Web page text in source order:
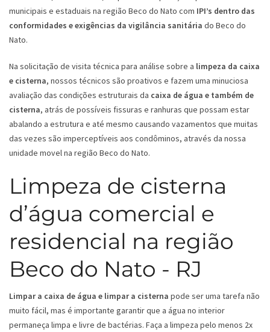
municipais e estaduais na região Beco do Nato com IPI’s dentro das
conformidades e exigências da vigilância sanitária do Beco do
Nato.
Na solicitação de visita técnica para análise sobre a limpeza da caixa
e cisterna, nossos técnicos são proativos e fazem uma minuciosa
avaliação das condições estruturais da caixa de água e também de
cisterna, atrás de possíveis fissuras e ranhuras que possam estar
abalando a estrutura e até mesmo causando vazamentos que muitas
das vezes são imperceptíveis aos condôminos, através da nossa
unidade movel na região Beco do Nato.
Limpeza de cisterna
d’água comercial e
residencial na região
Beco do Nato - RJ
Limpar a caixa de água e limpar a cisterna pode ser uma tarefa não
muito fácil, mas é importante garantir que a água no interior
permaneça limpa e livre de bactérias. Faça a limpeza pelo menos 2x